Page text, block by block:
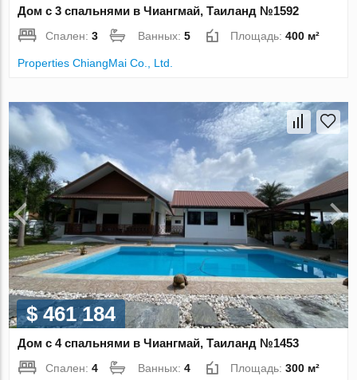
Дом с 3 спальнями в Чиангмай, Таиланд №1592
Спален:3 Ванных:5 Площадь:400 м²
Properties ChiangMai Co., Ltd.
$ 461 184
Дом с 4 спальнями в Чиангмай, Таиланд №1453
Спален:4 Ванных:4 Площадь:300 м²